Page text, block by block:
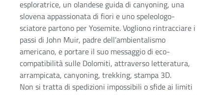
esploratrice, un olandese guida di canyoning, una
slovena appassionata di fiori e uno speleologo-
sciatore partono per Yosemite. Vogliono rintracciare i
passi di John Muir, padre dell’ambientalismo
americano, e portare il suo messaggio di eco-
compatibilità sulle Dolomiti, attraverso letteratura,
arrampicata, canyoning, trekking, stampa 3D.
Non si tratta di spedizioni impossibili o sfide ai limiti